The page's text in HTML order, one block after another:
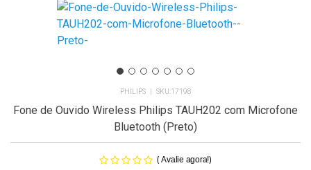
PHILIPS 17198
Fone de Ouvido Wireless Philips TAUH202 com Microfone
Bluetooth (Preto)
(Avalie agora!)